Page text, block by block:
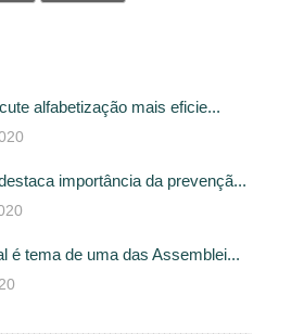
alfabetização mais eficie...
importância da prevençã...
é tema de uma das Assemblei...